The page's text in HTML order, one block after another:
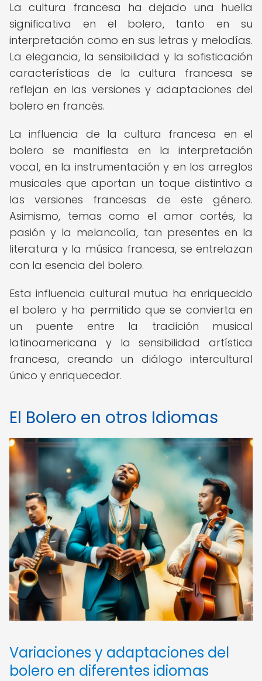
La cultura francesa ha dejado una huella
significativa en el bolero, tanto en su
interpretación como en sus letras y melodías.
La elegancia, la sensibilidad y la sofisticación
características de la cultura francesa se
reflejan en las versiones y adaptaciones del
bolero en francés.
La influencia de la cultura francesa en el
bolero se manifiesta en la interpretación
vocal, en la instrumentación y en los arreglos
musicales que aportan un toque distintivo a
las versiones francesas de este género.
Asimismo, temas como el amor cortés, la
pasión y la melancolía, tan presentes en la
literatura y la música francesa, se entrelazan
con la esencia del bolero.
Esta influencia cultural mutua ha enriquecido
el bolero y ha permitido que se convierta en
un puente entre la tradición musical
latinoamericana y la sensibilidad artística
francesa, creando un diálogo intercultural
único y enriquecedor.
El Bolero en otros Idiomas
Variaciones y adaptaciones del
bolero en diferentes idiomas